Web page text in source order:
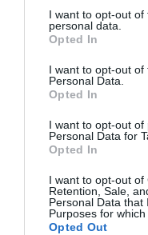
not limited to your visit
grant or deny consent
use your data for
consent section.
I want to opt-out
personal data.
Opted In
I want to opt-out of
Personal Data.
Opted In
I want to opt-out of
Personal Data for
Opted In
I want to opt-out of
Retention, Sale,
Personal Data that
Purposes for which
Opted Out
biztonsági kockázatot is
óvatosságból döntött a
amerikai Boeing Starliner
hónapokkal tovább
jelzik, hogy az űrkutatás
megbízhatóság, hanem
tényező.
Kína egyelőre nem közölt
visszatérésére, de
veszélyben, és a
erőforrással rendelkezik